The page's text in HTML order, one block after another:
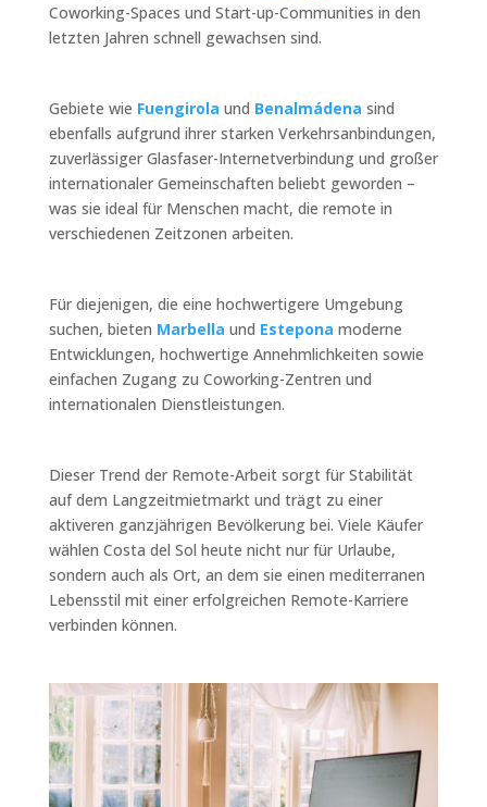
Coworking-Spaces und Start-up-Communities in den
letzten Jahren schnell gewachsen sind.
Gebiete wie Fuengirola und Benalmádena sind
ebenfalls aufgrund ihrer starken Verkehrsanbindungen,
zuverlässiger Glasfaser-Internetverbindung und großer
internationaler Gemeinschaften beliebt geworden –
was sie ideal für Menschen macht, die remote in
verschiedenen Zeitzonen arbeiten.
Für diejenigen, die eine hochwertigere Umgebung
suchen, bieten Marbella und Estepona moderne
Entwicklungen, hochwertige Annehmlichkeiten sowie
einfachen Zugang zu Coworking-Zentren und
internationalen Dienstleistungen.
Dieser Trend der Remote-Arbeit sorgt für Stabilität
auf dem Langzeitmietmarkt und trägt zu einer
aktiveren ganzjährigen Bevölkerung bei. Viele Käufer
wählen Costa del Sol heute nicht nur für Urlaube,
sondern auch als Ort, an dem sie einen mediterranen
Lebensstil mit einer erfolgreichen Remote-Karriere
verbinden können.